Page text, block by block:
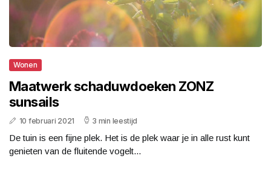
Wonen
Maatwerk schaduwdoeken ZONZ
sunsails
10 februari 2021 3 min leestijd
De tuin is een fijne plek. Het is de plek waar je in alle rust kunt
genieten van de fluitende vogelt...